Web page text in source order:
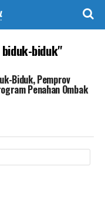
biduk"
Biduk, Pemprov
Penahan Ombak